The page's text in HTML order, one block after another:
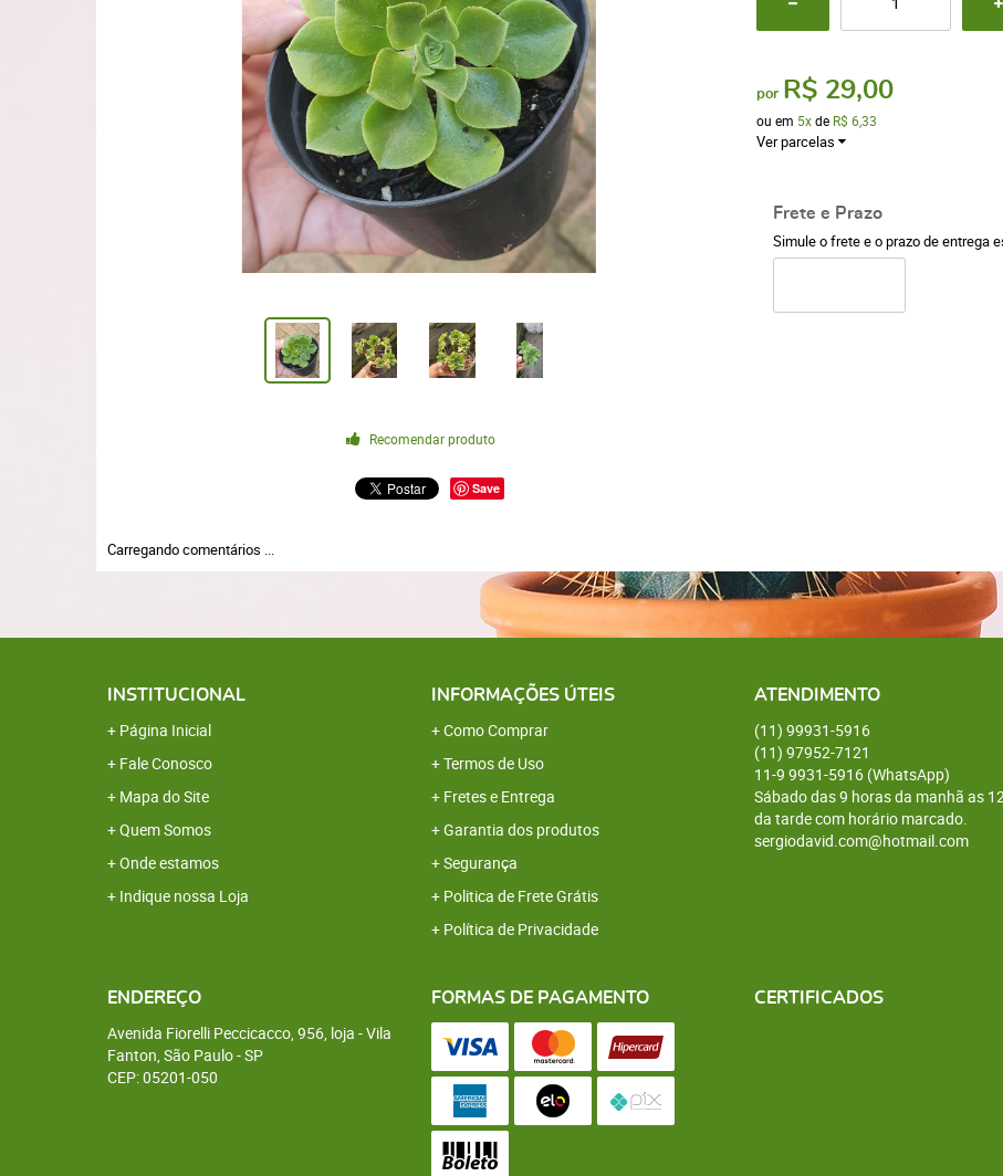
Recomendar produto
Save
por R$ 29,00
ou em 5xde R$ 6,33
Ver parcelas
Frete e Prazo
Simule o frete e o prazo de entrega
Carregando comentários ...
INSTITUCIONAL
Página Inicial
Fale Conosco
Mapa do Site
Quem Somos
Onde estamos
Indique nossa Loja
INFORMAÇÕES ÚTEIS
Como Comprar
Termos de Uso
Fretes e Entrega
Garantia dos produtos
Segurança
Politica de Frete Grátis
Política de Privacidade
ATENDIMENTO
(11) 99931-5916
(11) 97952-7121
11-9 9931-5916 (WhatsApp)
Sábado das 9 horas da manhã as
da tarde com horário marcado.
sergiodavid.com@hotmail.com
ENDEREÇO
Avenida Fiorelli Peccicacco, 956, loja -Vila
Fanton, São Paulo-SP
CEP: 05201-050
FORMAS DE PAGAMENTO CERTIFICADOS